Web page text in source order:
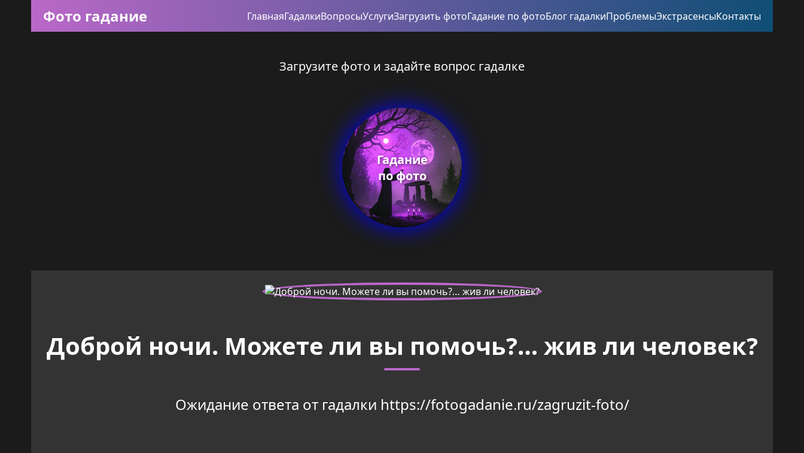
Фото гадание ГлавнаяГадалкиВопросыУслугиЗагрузить фотоГадание по фотоБлог гадалкиПроблемыЭкстрасенсыКонтакты
Загрузите фото и задайте вопрос гадалке
Гадание
по фото
Доброй ночи. Можете ли вы помочь?… жив ли человек?
Ожидание ответа от гадалки https://fotogadanie.ru/zagruzit-foto/